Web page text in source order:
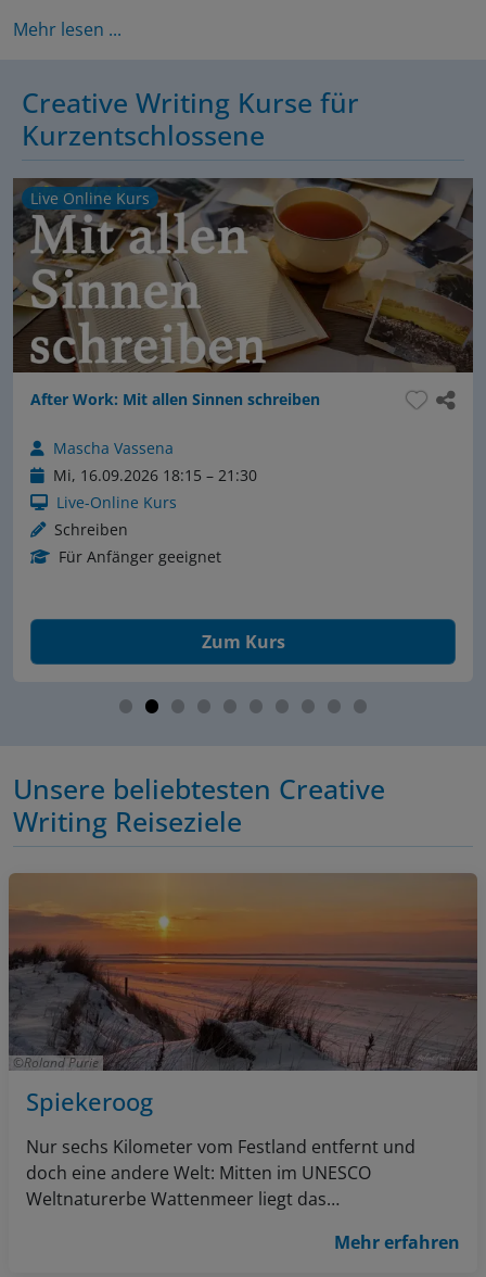
Mehr lesen ...
Creative Writing Kurse für
Kurzentschlossene
Live Online Kurs
After Work: Mit allen Sinnen schreiben
Mascha Vassena
Mi, 16.09.2026 18:15 – 21:30
Live-Online Kurs
Schreiben
Für Anfänger geeignet
Zum Kurs
Unsere beliebtesten Creative
Writing Reiseziele
Roland Purie
Spiekeroog
Nur sechs Kilometer vom Festland entfernt und
doch eine andere Welt: Mitten im UNESCO
Weltnaturerbe Wattenmeer liegt das
Wäldchen, eine artenreiche Tier- und Pflanzenwelt
Mehr erfahren